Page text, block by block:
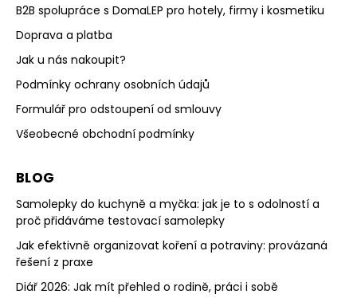
B2B spolupráce s DomaLEP pro hotely, firmy i kosmetiku
Doprava a platba
Jak u nás nakoupit?
Podmínky ochrany osobních údajů
Formulář pro odstoupení od smlouvy
Všeobecné obchodní podmínky
BLOG
Samolepky do kuchyně a myčka: jak je to s odolností a
proč přidáváme testovací samolepky
Jak efektivně organizovat koření a potraviny: provázaná
řešení z praxe
Diář 2026: Jak mít přehled o rodině, práci i sobě